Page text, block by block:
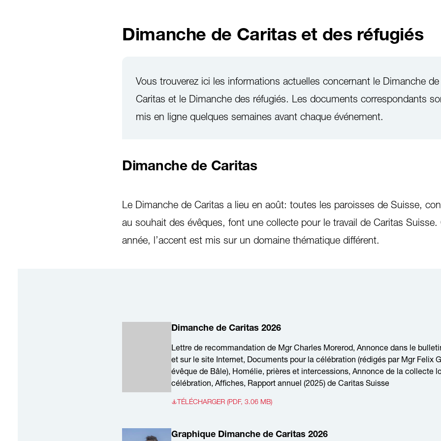
Dimanche de Caritas et des réfugiés
Vous trouverez ici les informations actuelles concernant le Dimanche de
Caritas et le Dimanche des réfugiés. Les documents correspondants
mis en ligne quelques semaines avant chaque événement.
Dimanche de Caritas
Le Dimanche de Caritas a lieu en août: toutes les paroisses de Suisse,
au souhait des évêques, font une collecte pour le travail de Caritas Suisse.
année, l’accent est mis sur un domaine thématique différent.
Dimanche de Caritas 2026
Lettre de recommandation de Mgr Charles Morerod, Annonce dans le
et sur le site Internet, Documents pour la célébration (rédigés par Mgr Felix
évêque de Bâle), Homélie, prières et intercessions, Annonce de la collecte
célébration, Affiches, Rapport annuel (2025) de Caritas Suisse
TÉLÉCHARGER (PDF, 3.06 MB)
Graphique Dimanche de Caritas 2026